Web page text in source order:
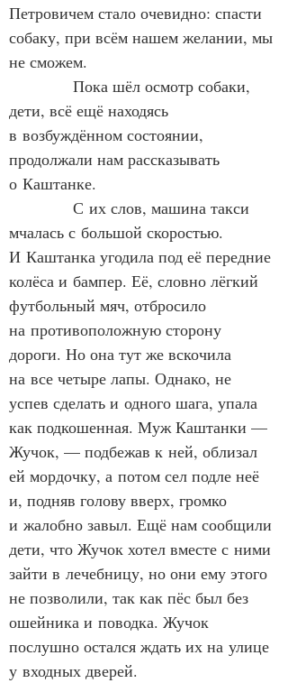
Петровичем стало очевидно: спасти
собаку, при всём нашем желании, мы
не сможем.
Пока шёл осмотр собаки,
дети, всё ещё находясь
в возбуждённом состоянии,
продолжали нам рассказывать
о Каштанке.
С их слов, машина такси
мчалась с большой скоростью.
И Каштанка угодила под её передние
колёса и бампер. Её, словно лёгкий
футбольный мяч, отбросило
на противоположную сторону
дороги. Но она тут же вскочила
на все четыре лапы. Однако, не
успев сделать и одного шага, упала
как подкошенная. Муж Каштанки —
Жучок, — подбежав к ней, облизал
ей мордочку, а потом сел подле неё
и, подняв голову вверх, громко
и жалобно завыл. Ещё нам сообщили
дети, что Жучок хотел вместе с ними
зайти в лечебницу, но они ему этого
не позволили, так как пёс был без
ошейника и поводка. Жучок
послушно остался ждать их на улице
у входных дверей.